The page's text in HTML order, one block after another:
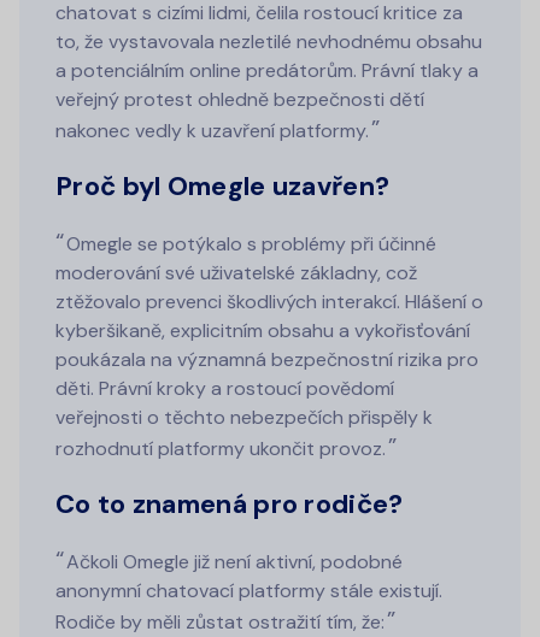
chatovat s cizími lidmi, čelila rostoucí kritice za
to, že vystavovala nezletilé nevhodnému obsahu
a potenciálním online predátorům. Právní tlaky a
veřejný protest ohledně bezpečnosti dětí
nakonec vedly k uzavření platformy.
Proč byl Omegle uzavřen?
Omegle se potýkalo s problémy při účinné
moderování své uživatelské základny, což
ztěžovalo prevenci škodlivých interakcí. Hlášení o
kyberšikaně, explicitním obsahu a vykořisťování
poukázala na významná bezpečnostní rizika pro
děti. Právní kroky a rostoucí povědomí
veřejnosti o těchto nebezpečích přispěly k
rozhodnutí platformy ukončit provoz.
Co to znamená pro rodiče?
Ačkoli Omegle již není aktivní, podobné
anonymní chatovací platformy stále existují.
Rodiče by měli zůstat ostražití tím, že: